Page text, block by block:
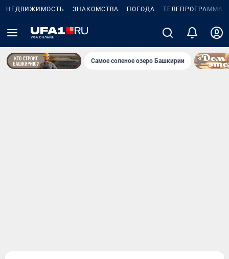
НЕДВИЖИМОСТЬ ЗНАКОМСТВА ПОГОДА ТЕЛЕПРОГРАММА
Самое соленое озеро Башкирии